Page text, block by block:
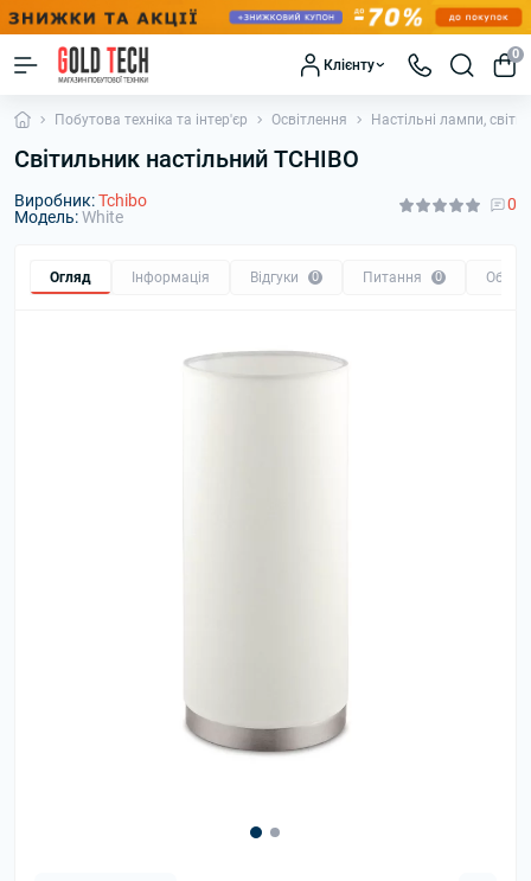
Клієнту
0
Побутова техніка та інтер'єр Освітлення Настільні лампи,
Світильник настільний TCHIBO
Виробник:Tchibo
Модель:White
0
Огляд Інформація Відгуки 0 Питання 0 Обмін